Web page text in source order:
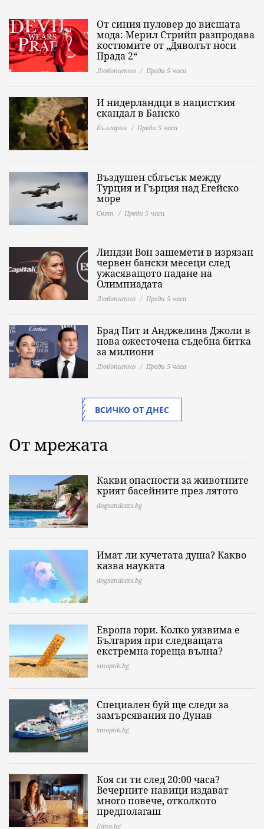
От синия пуловер до висшата
мода: Мерил Стрийп разпродава
костюмите от „Дяволът носи
Прада 2“
Любопитно Преди 5 часа
И нидерландци в нацисткия
скандал в Банско
България Преди 5 часа
Въздушен сблъсък между
Турция и Гърция над Егейско
море
Свят Преди 5 часа
Линдзи Вон зашемети в изрязан
червен бански месеци след
ужасяващото падане на
Олимпиадата
Любопитно Преди 5 часа
Брад Пит и Анджелина Джоли в
нова ожесточена съдебна битка
за милиони
Любопитно Преди 5 часа
ВСИЧКО ОТ ДНЕС
От мрежата
Какви опасности за животните
крият басейните през лятото
dogsandcats.bg
Имат ли кучетата душа? Какво
казва науката
dogsandcats.bg
Европа гори. Колко уязвима е
България при следващата
екстремна гореща вълна?
sinoptik.bg
Специален буй ще следи за
замърсявания по Дунав
sinoptik.bg
Коя си ти след 20:00 часа?
Вечерните навици издават
много повече, отколкото
предполагаш
Edna.bg